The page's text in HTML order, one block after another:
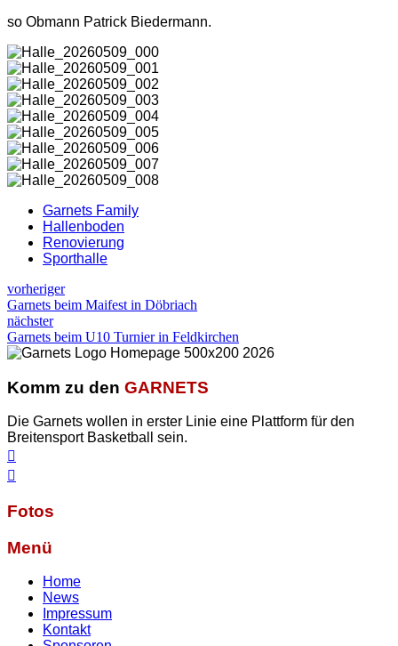
so Obmann Patrick Biedermann.
Garnets Family
Hallenboden
Renovierung
Sporthalle
vorheriger
Garnets beim Maifest in Döbriach
nächster
Garnets beim U10 Turnier in Feldkirchen
Komm zu den GARNETS
Die Garnets wollen in erster Linie eine Plattform für den
Breitensport Basketball sein.
Fotos
Menü
Home
News
Impressum
Kontakt